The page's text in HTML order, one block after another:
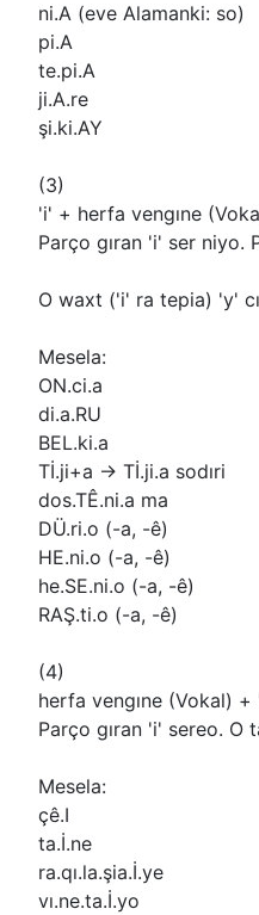
ni.A (eve Alamanki: so)
pi.A
te.pi.A
ji.A.re
şi.ki.AY
(3)
'i' + herfa vengıne
Parço gıran 'i' ser niyo.
O waxt ('i' ra tepia) 'y'
Mesela:
ON.ci.a
di.a.RU
BEL.ki.a
Tİ.ji+a -> Tİ.ji.a sodıri
dos.TÊ.ni.a ma
DÜ.ri.o (-a, -ê)
HE.ni.o (-a, -ê)
he.SE.ni.o (-a, -ê)
RAŞ.ti.o (-a, -ê)
(4)
herfa vengıne (Vokal) +
Parço gıran 'i' sereo. O
Mesela:
çê.I
ta.İ.ne
ra.qı.la.şia.İ.ye
vı.ne.ta.İ.yo